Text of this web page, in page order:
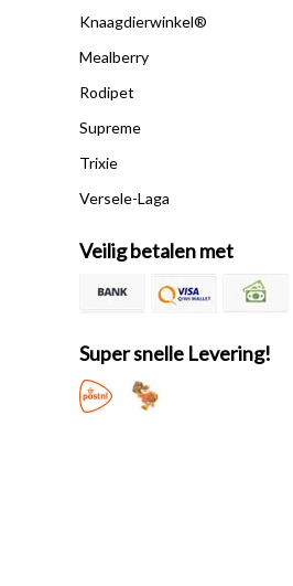
Knaagdierwinkel®
Mealberry
Rodipet
Supreme
Trixie
Versele-Laga
Veilig betalen met
Super snelle Levering!